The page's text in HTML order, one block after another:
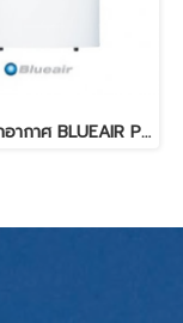
เครื่องฟอกอากาศ BLUEAIR PRO M